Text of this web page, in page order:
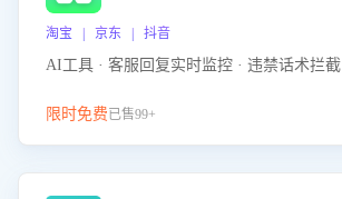
淘宝 | 京东 | 抖音
AI工具 · 客服回复实时监控 · 违禁话术拦截
限时免费已售99+